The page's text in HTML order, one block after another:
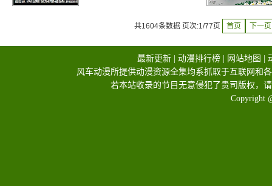
共1604条数据 页次:1/77页 首页 下一页
最新更新 动漫排行榜 网站地图
风车动漫所提供动漫资源全集均系抓取于互联网和
若本站收录的节目无意侵犯了贵司版权，
Copyright